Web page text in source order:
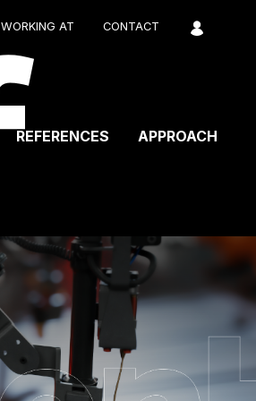
WORKING AT CONTACT
REFERENCES APPROACH